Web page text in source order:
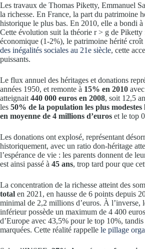
Les travaux de Thomas Piketty, Emmanuel
la richesse. En France, la part du patrimoine
historique le plus bas. En 2010, elle a bondi à
Cette évolution suit la théorie r > g de Piketty
économique (1-2%), le patrimoine hérité
des inégalités sociales au 21e siècle, cette
puissants.
Le flux annuel des héritages et donations
années 1950, et remonte à 15% en 2010
atteignait 440 000 euros en 2008, soit 12,5
les 50% de la population les plus
en moyenne de 4 millions d’euros et le top
Les donations ont explosé, représentant
historiquement, avec un ratio don-héritage
l’espérance de vie : les parents donnent de
est ainsi passé à 45 ans, trop tard pour que
La concentration de la richesse atteint des
total en 2021, en hausse de 6 points depuis
minimal de 2,2 millions d’euros. À l’inverse,
inférieur possède un maximum de 4 400
d’Europe avec 43,5% pour le top 10%,
marquées. Cette réalité rappelle le pillage